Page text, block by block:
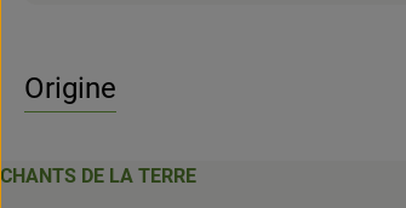
Origine
CHANTS DE LA TERRE